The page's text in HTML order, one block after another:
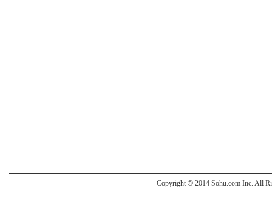
Copyright © 2014 Sohu.com Inc. All